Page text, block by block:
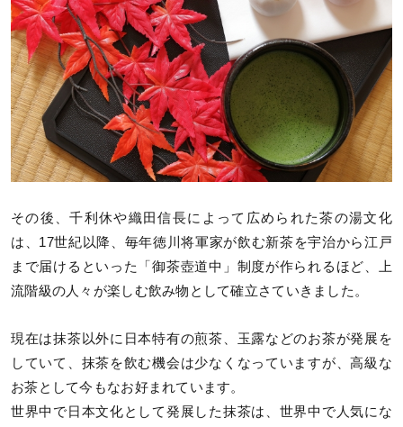
その後、千利休や織田信長によって広められた茶の湯文化
は、17世紀以降、毎年徳川将軍家が飲む新茶を宇治から江戸
まで届けるといった「御茶壺道中」制度が作られるほど、上
流階級の人々が楽しむ飲み物として確立さていきました。
現在は抹茶以外に日本特有の煎茶、玉露などのお茶が発展を
していて、抹茶を飲む機会は少なくなっていますが、高級な
お茶として今もなお好まれています。
世界中で日本文化として発展した抹茶は、世界中で人気にな